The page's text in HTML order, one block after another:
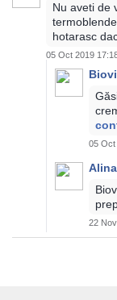
Nu aveti de
hotarasc
05 Oct 2019
05 Oct
22